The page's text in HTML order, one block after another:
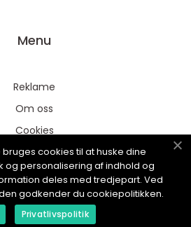
Menu
Reklame
Om oss
Cookies
Kontakt Oss
Sitemap
cookies til at huske dine
og personalisering af indhold og
deles med tredjepart. Ved
godkender du cookiepolitikken.
Privatlivspolitik